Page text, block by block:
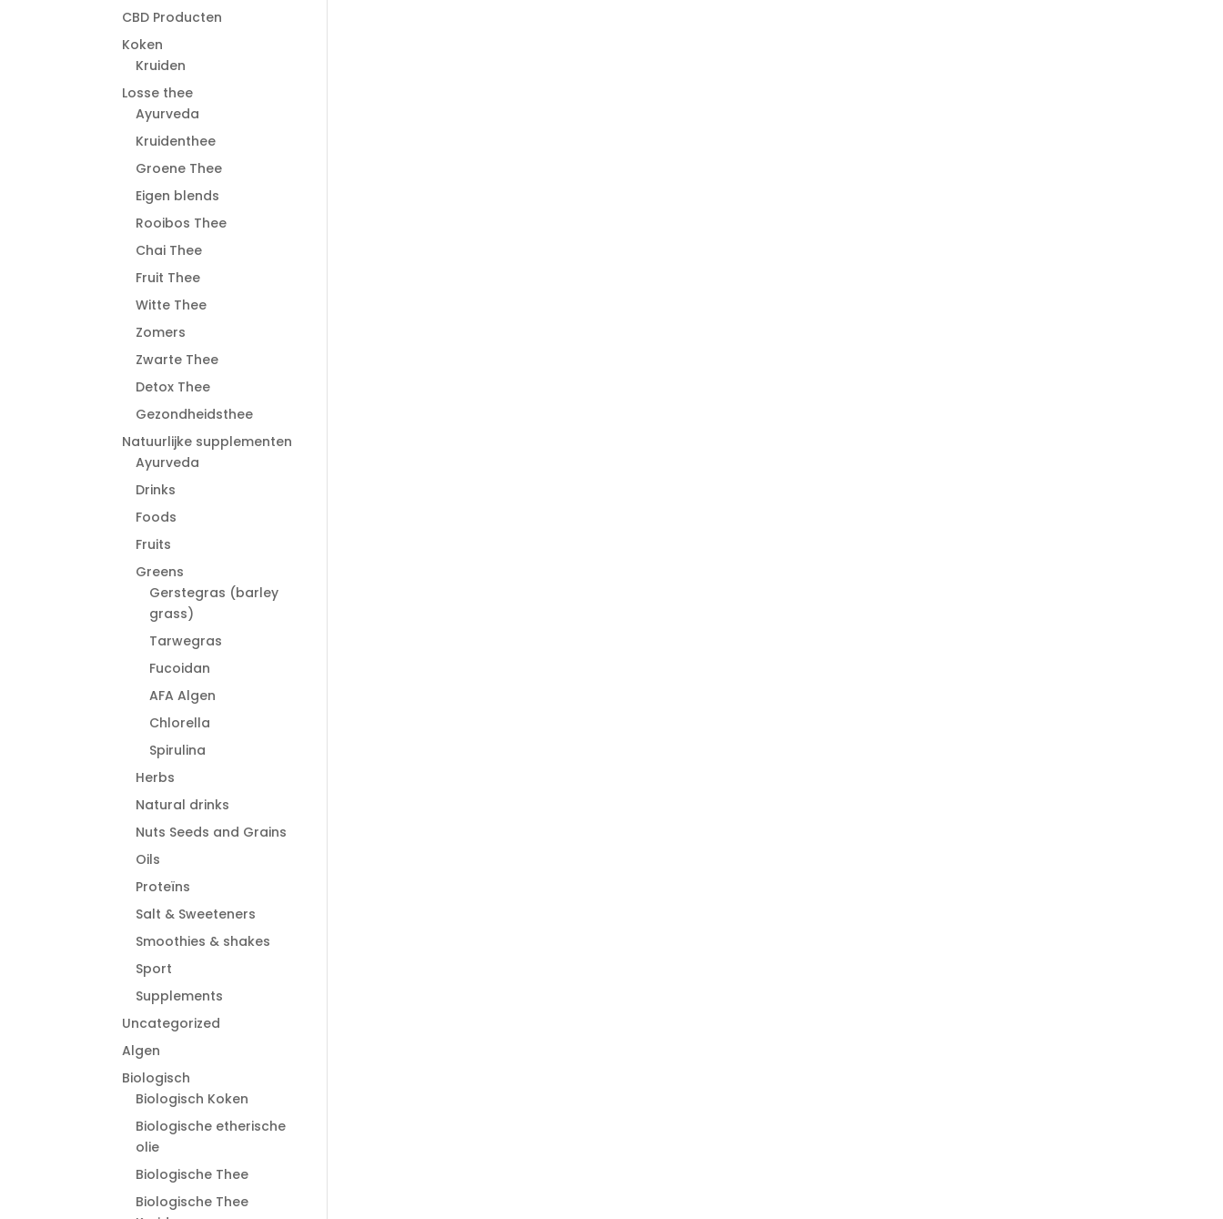
CBD Producten
Koken
Kruiden
Losse thee
Ayurveda
Kruidenthee
Groene Thee
Eigen blends
Rooibos Thee
Chai Thee
Fruit Thee
Witte Thee
Zomers
Zwarte Thee
Detox Thee
Gezondheidsthee
Natuurlijke supplementen
Ayurveda
Drinks
Foods
Fruits
Greens
Gerstegras (barley
grass)
Tarwegras
Fucoidan
AFA Algen
Chlorella
Spirulina
Herbs
Natural drinks
Nuts Seeds and Grains
Oils
Proteïns
Salt & Sweeteners
Smoothies & shakes
Sport
Supplements
Uncategorized
Algen
Biologisch
Biologisch Koken
Biologische etherische
olie
Biologische Thee
Biologische Thee